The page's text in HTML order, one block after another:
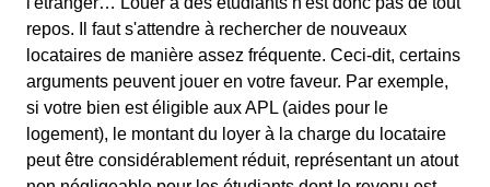
repos. Il faut s'attendre à rechercher de nouveaux
locataires de manière assez fréquente. Ceci-dit, certains
arguments peuvent jouer en votre faveur. Par exemple,
si votre bien est éligible aux APL (aides pour le
logement), le montant du loyer à la charge du locataire
peut être considérablement réduit, représentant un atout